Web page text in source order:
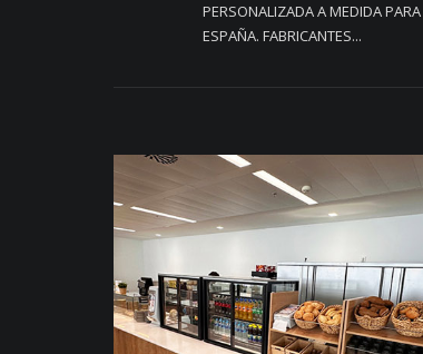
PERSONALIZADA A MEDIDA
ESPAÑA. FABRICANTES...